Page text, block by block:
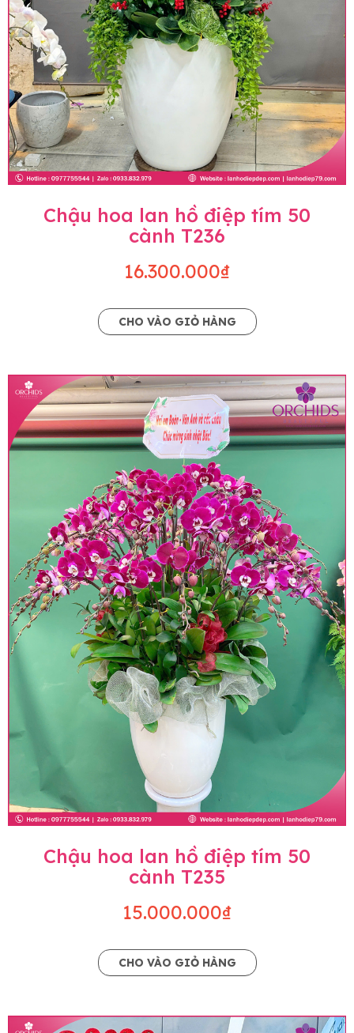
Chậu hoa lan hồ điệp tím 50
cành T236
16.300.000₫
CHO VÀO GIỎ HÀNG
Chậu hoa lan hồ điệp tím 50
cành T235
15.000.000₫
CHO VÀO GIỎ HÀNG